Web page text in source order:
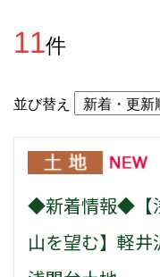
11件
並び替え
◆新着情報◆【
山を望む】軽井